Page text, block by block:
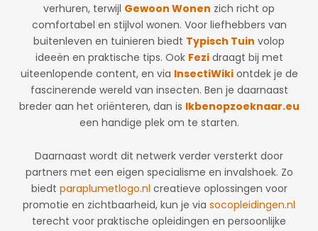
verhuren, terwijl Gewoon Wonen zich richt op
comfortabel en stijlvol wonen. Voor liefhebbers van
buitenleven en tuinieren biedt Typisch Tuin volop
ideeën en praktische tips. Ook Fezidraagt bij met
uiteenlopende content, en via InsectiWikiontdek je de
fascinerende wereld van insecten. Ben je daarnaast
breder aan het oriënteren, dan is Ikbenopzoeknaar.eu
een handige plek om te starten.
Daarnaast wordt dit netwerk verder versterkt door
partners met een eigen specialisme en invalshoek. Zo
biedt paraplumetlogo.nl creatieve oplossingen voor
promotie en zichtbaarheid, kun je via socopleidingen.nl
terecht voor praktische opleidingen en persoonlijke